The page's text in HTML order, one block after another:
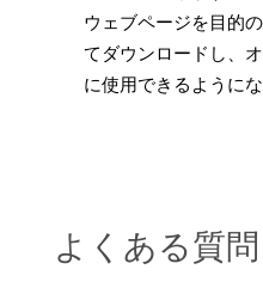
ウェブページを目的
てダウンロードし、
に使用できるようにな
よくある質問